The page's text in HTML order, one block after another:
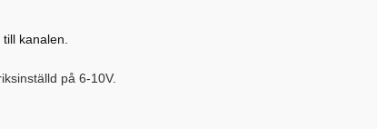
kanalen.
på 6-10V.